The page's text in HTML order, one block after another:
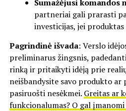
Sumažėjusi komandos
partneriai gali prarasti
investicijas, jei
Pagrindinė išvada: Verslo
preliminarus žingsnis,
rinką ir pritaikyti idėją prie
neišbandysite savo produkto ar
pasiruošti nesėkmei. Greitas ar
funkcionalumas? O gal įmanomi